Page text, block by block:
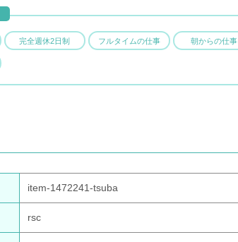
完全週休2日制 フルタイムの仕事 朝からの仕事
item-1472241-tsuba
rsc